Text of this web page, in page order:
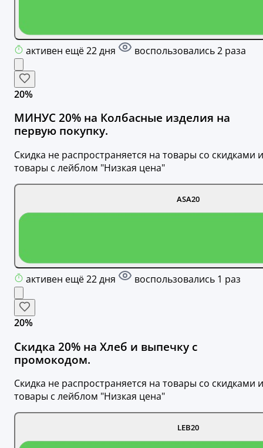
активен ещё 22 дня воспользовались 2 раза
20%
МИНУС 20% на Колбасные изделия на
первую покупку.
Скидка не распространяется на товары со скидками и
товары с лейблом "Низкая цена"
ASA20
активен ещё 22 дня воспользовались 1 раз
20%
Скидка 20% на Хлеб и выпечку с
промокодом.
Скидка не распространяется на товары со скидками и
товары с лейблом "Низкая цена"
LEB20